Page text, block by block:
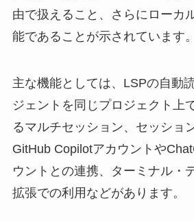
由で扱えること、さらにローカ
能であることが示されています。
主な機能としては、LSPの自動
ジェントを同じプロジェクト上
るマルチセッション、セッショ
GitHub Copilotアカウントや
ウントとの連携、ターミナル・
拡張での利用などがあります。